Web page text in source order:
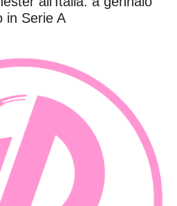
in Serie A